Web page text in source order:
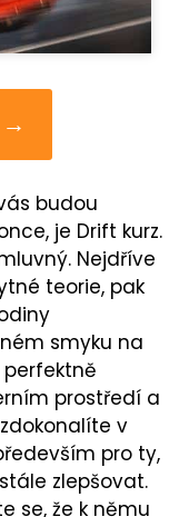
→
budou
je Drift kurz.
Nejdříve
teorie, pak
smyku na
prostředí a
v
pro ty,
zlepšovat.
se, že k němu